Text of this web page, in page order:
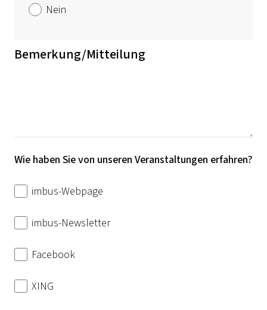
Nein
Bemerkung/Mitteilung
Wie haben Sie von unseren Veranstaltungen erfahren?
imbus-Webpage
imbus-Newsletter
Facebook
XING